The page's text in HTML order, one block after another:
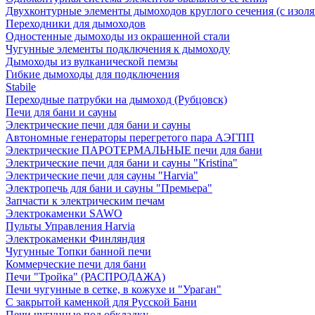
Двухконтурные элементы дымоходов круглого сечения (с
Переходники для дымоходов
Одностенные дымоходы из окрашенной стали
Чугунные элементы подключения к дымоходу
Дымоходы из вулканической пемзы
Гибкие дымоходы для подключения
Stabile
Переходные патрубки на дымоход (Рубцовск)
Печи для бани и сауны
Электрические печи для бани и сауны
Автономные генераторы перегретого пара АЭГПП
Электрические ПАРОТЕРМАЛЬНЫЕ печи для бани
Электрические печи для бани и сауны "Кristina"
Электрические печи для сауны "Harvia"
Электропечь для бани и сауны "Премьера"
Запчасти к электрическим печам
Электрокаменки SAWO
Пульты Управления Harvia
Электрокаменки Финляндия
Чугунные Топки банной печи
Коммерческие печи для бани
Печи "Тройка" (РАСПРОДАЖА)
Печи чугунные в сетке, в кожухе и "Ураган"
С закрытой каменкой для Русской Бани